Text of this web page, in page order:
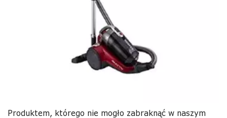
Produktem, którego nie mogło zabraknąć w naszym